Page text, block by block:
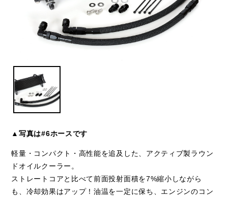
▲写真は#6ホースです
軽量・コンパクト・高性能を追及した、アクティブ製ラウン
ドオイルクーラー。
ストレートコアと比べて前面投射面積を7%縮小しながら
も、冷却効果はアップ！油温を一定に保ち、エンジンのコン